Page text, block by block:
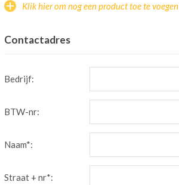
Klik hier om nog een product toe te voegen
Contactadres
Bedrijf:
BTW-nr:
Naam*:
Straat + nr*: